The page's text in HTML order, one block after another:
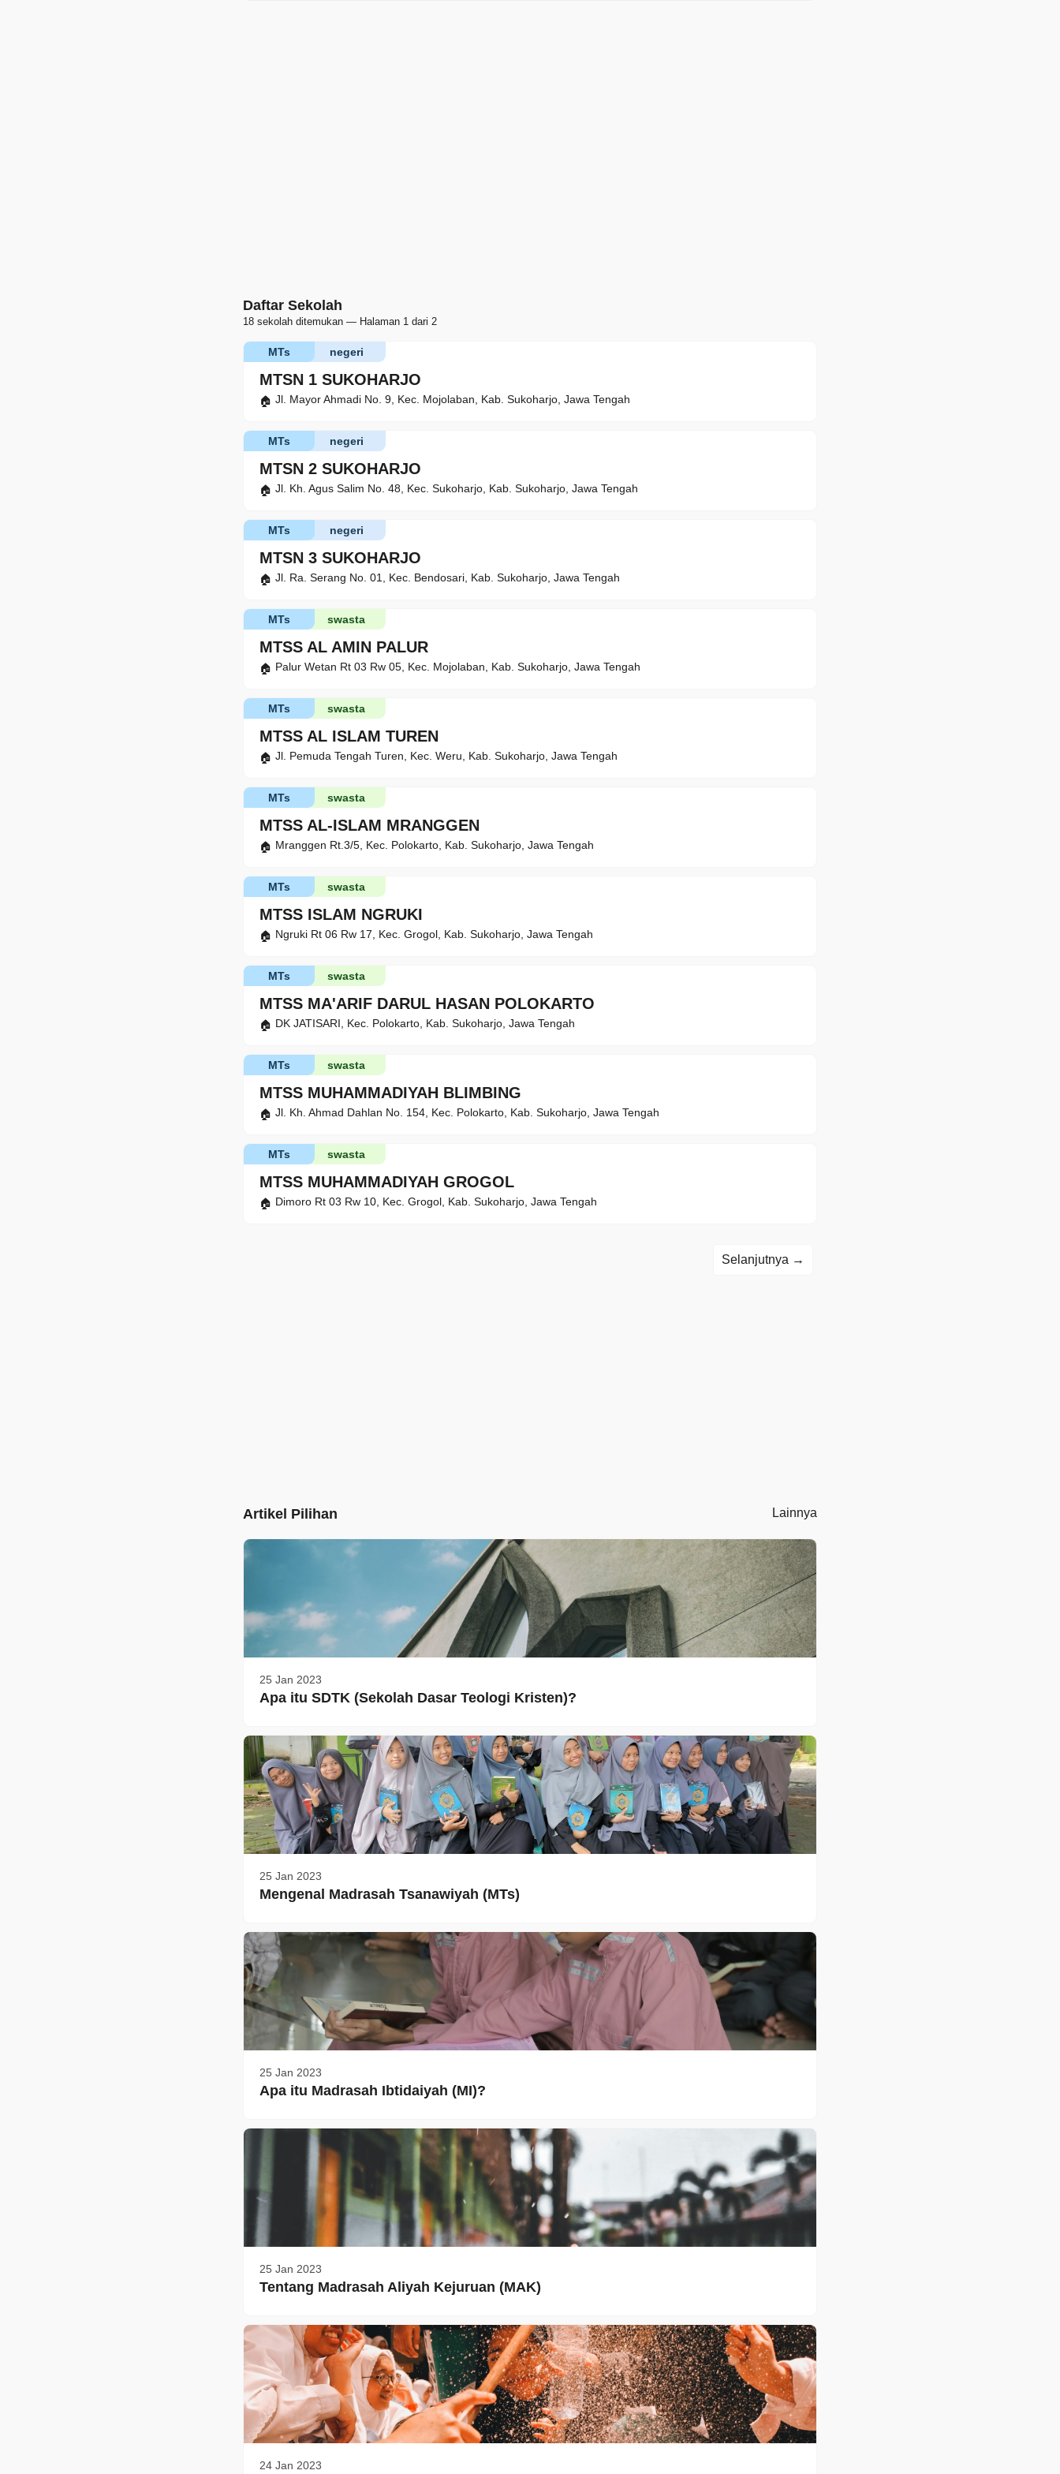
Daftar Sekolah
18 sekolah ditemukan — Halaman 1 dari 2
MTSN 1 SUKOHARJO
negeri
MTs
Jl. Mayor Ahmadi No. 9, Kec. Mojolaban, Kab. Sukoharjo, Jawa Tengah
MTSN 2 SUKOHARJO
negeri
MTs
Jl. Kh. Agus Salim No. 48, Kec. Sukoharjo, Kab. Sukoharjo, Jawa Tengah
MTSN 3 SUKOHARJO
negeri
MTs
Jl. Ra. Serang No. 01, Kec. Bendosari, Kab. Sukoharjo, Jawa Tengah
MTSS AL AMIN PALUR
swasta
MTs
Palur Wetan Rt 03 Rw 05, Kec. Mojolaban, Kab. Sukoharjo, Jawa Tengah
MTSS AL ISLAM TUREN
swasta
MTs
Jl. Pemuda Tengah Turen, Kec. Weru, Kab. Sukoharjo, Jawa Tengah
MTSS AL-ISLAM MRANGGEN
swasta
MTs
Mranggen Rt.3/5, Kec. Polokarto, Kab. Sukoharjo, Jawa Tengah
MTSS ISLAM NGRUKI
swasta
MTs
Ngruki Rt 06 Rw 17, Kec. Grogol, Kab. Sukoharjo, Jawa Tengah
MTSS MA'ARIF DARUL HASAN POLOKARTO
swasta
MTs
DK JATISARI, Kec. Polokarto, Kab. Sukoharjo, Jawa Tengah
MTSS MUHAMMADIYAH BLIMBING
swasta
MTs
Jl. Kh. Ahmad Dahlan No. 154, Kec. Polokarto, Kab. Sukoharjo, Jawa Tengah
MTSS MUHAMMADIYAH GROGOL
swasta
MTs
Dimoro Rt 03 Rw 10, Kec. Grogol, Kab. Sukoharjo, Jawa Tengah
Selanjutnya →
Artikel Pilihan Lainnya
25 Jan 2023
Apa itu SDTK (Sekolah Dasar Teologi Kristen)?
25 Jan 2023
Mengenal Madrasah Tsanawiyah (MTs)
25 Jan 2023
Apa itu Madrasah Ibtidaiyah (MI)?
25 Jan 2023
Tentang Madrasah Aliyah Kejuruan (MAK)
24 Jan 2023